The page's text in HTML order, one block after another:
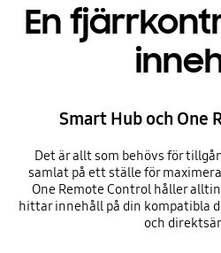
En
Smart Hub och One
Det är allt som behövs för
samlat på ett ställe för
One Remote Control håller
hittar innehåll på din kompatibla
och